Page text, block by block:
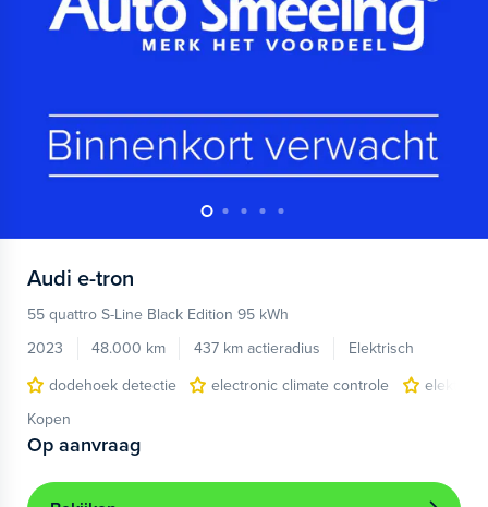
Audi e-tron
55 quattro S-Line Black Edition 95 kWh
2023
48.000 km 437 km actieradius
Elektrisch
dodehoek detectie
electronic climate controle
Kopen
Op aanvraag